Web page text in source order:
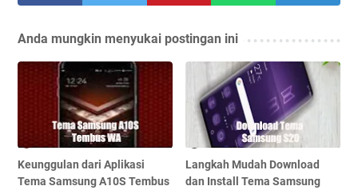
Anda mungkin menyukai postingan ini
Keunggulan dari Aplikasi
Tema Samsung A10S Tembus
Langkah Mudah Download
dan Install Tema Samsung